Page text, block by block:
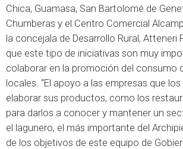
Chica, Guamasa, San Bartolomé de
Chumberas y el Centro Comercial
la concejala de Desarrollo Rural, Atteneri
que este tipo de iniciativas son muy
colaborar en la promoción del consumo
locales. “El apoyo a las empresas que
elaborar sus productos, como los
para darlos a conocer y mantener un
el lagunero, el más importante del
de los objetivos de este equipo de